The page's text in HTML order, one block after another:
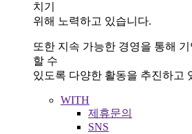
치기
위해 노력하고 있습니다.
또한 지속 가능한 경영을 통해
할 수
있도록 다양한 활동을 추진하고
WITH
제휴문의
SNS